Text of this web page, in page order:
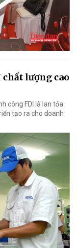
chất lượng cao
công FDI là lan tỏa
tạo ra cho doanh